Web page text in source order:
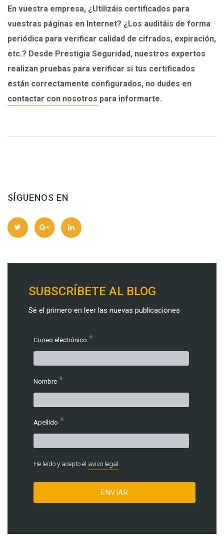
En vuestra empresa, ¿Utilizáis certificados para
vuestras páginas en Internet? ¿Los auditáis de forma
periódica para verificar calidad de cifrados, expiración,
etc.? Desde Prestigia Seguridad, nuestros expertos
realizan pruebas para verificar si tus certificados
están correctamente configurados, no dudes en
contactar con nosotros para informarte.
SÍGUENOS EN
SUBSCRÍBETE AL BLOG
Sé el primero en leer las nuevas publicaciones
Correo electrónico *
Nombre *
Apellido *
He leído y acepto el aviso legal .